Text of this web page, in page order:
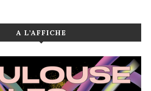
A L’AFFICHE